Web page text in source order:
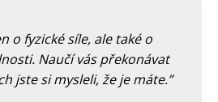
o fyzické síle, ale také o
Naučí vás překonávat
jste si mysleli, že je máte.